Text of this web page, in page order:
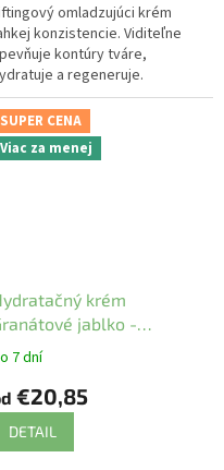
omladzujúci krém
konzistencie. Viditeľne
kontúry tváre,
a regeneruje.
SUPER CENA
Viac za menej
krém
jablko -
ATOK
7 dní
€20,85
DETAIL